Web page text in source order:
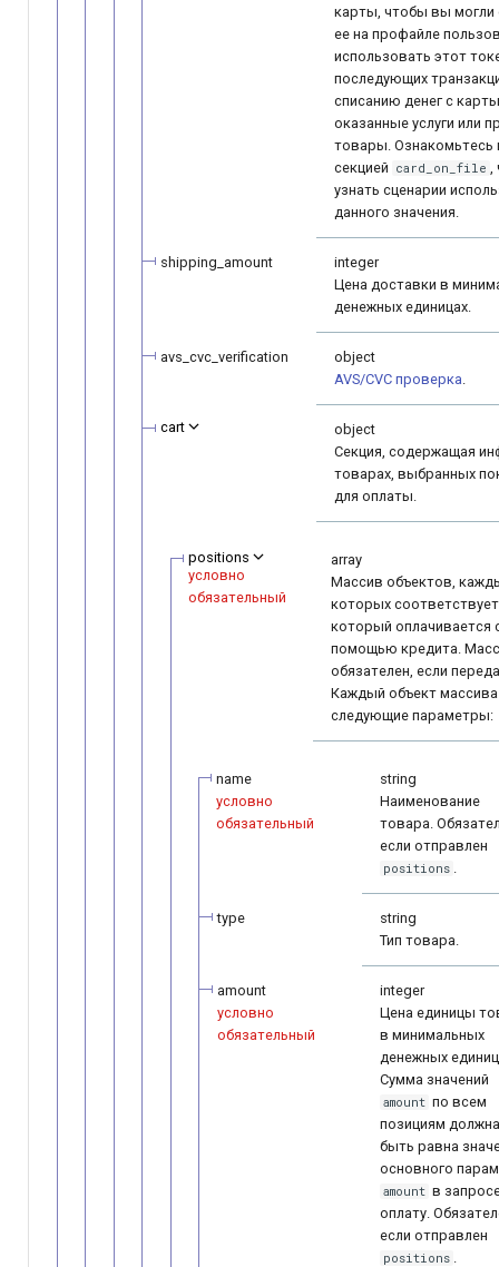
карты, чтобы вы могли
ее на профайле
использовать этот
последующих
списанию денег с
оказанные услуги или
товары. Ознакомьтесь
секцией card_on_file ,
узнать сценарии
данного значения.
shipping_amount
integer
Цена доставки в
денежных единицах.
avs_cvc_verification
object
AVS/CVC проверка.
cart
object
Секция, содержащая
товарах, выбранных
для оплаты.
positions
условно
обязательный
array
Массив объектов,
которых
который оплачивается
помощью кредита.
обязателен, если
Каждый объект
следующие параметры:
name
условно
обязательный
string
Наименование
товара.
если отправлен
positions .
type
string
Тип товара.
amount
условно
обязательный
integer
Цена единицы
в минимальных
денежных
Сумма значений
amount по всем
позициям должна
быть равна
основного
amount в
оплату.
если отправлен
positions .